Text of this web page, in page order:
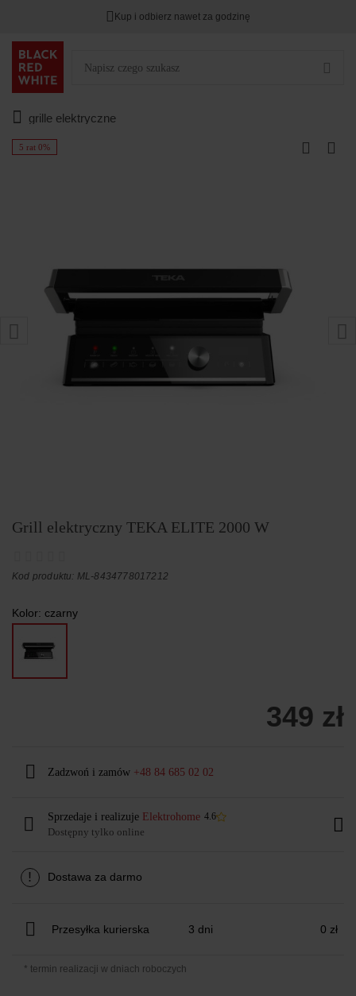
Kup i odbierz nawet za godzinę
grille elektryczne
5 rat 0%
Grill elektryczny TEKA ELITE 2000 W
Kod produktu: ML-8434778017212
Kolor: czarny
349 zł
Zadzwoń i zamów +48 84 685 02 02
Sprzedaje i realizuje Elektrohome 4.6
Dostępny tylko online
! Dostawa za darmo
Przesyłka kurierska 3 dni 0 zł
* termin realizacji w dniach roboczych